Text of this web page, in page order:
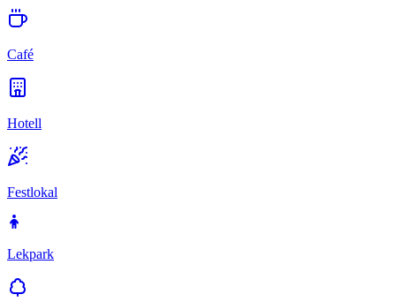
Café
Hotell
Festlokal
Lekpark